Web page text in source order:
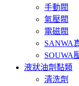
手動閥
氣壓閥
電磁閥
SANWA
SOUWA
液狀油劑黏類
清洗劑